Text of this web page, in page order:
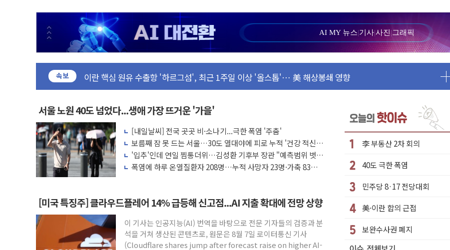
AI MY 뉴스|기사|사진 |그래픽
속보
[종합] 이슬람 수니파 3국, '공동방위협정' 체결… 이스라엘·이란 위협에 맞설 자체 억지력 강화
트럼프, 백신·자폐증 행정명령 검토…"이르면 다음 주"
美 항소법원, 백악관 무도회장 공사 중단 명령…트럼프 제동
이란 핵심 원유 수출항 '하르그섬', 최근 1주일 이상 '올스톱'… 美 해상봉쇄 영향
美 고용 쇼크에 엔화 장중 급등…시장은 "또 개입했나" 촉각
[AI MY 뉴스] 뉴욕 반도체주 프리뷰...美 고용 쇼크에 반도체주 '활짝'
뉴욕증시 프리뷰, 美 고용 쇼크에 금리 인상 우려 후퇴…나스닥 선물 1%대 상승
[종합] 美 7월 고용 2만3000명 감소 '쇼크'…9월 금리 인상 기대 후퇴
[사진] 이슬람 수니파 3개국, 공동방위협정 체결
뉴욕증시 개장 전 특징주...아틀라시안·클라우드플레어·태양광주↑ VS 트레이드데스크·웬디스↓
보훈부, 미 DPAA와 MOU… "6·25 미군 실종자 7359명 끝까지 찾겠다"
트럼프 "금리 내려야"…파월 때와 달리 워시엔 톤 낮춰
특정 정치인 측근 포항시 정책특보 내정설...포항시 '시끌'
李 "해남 태양광, 대한민국 다음 100년 밑거름…수도권 집중 완화 전환점"
李 대통령, '6시간 마라톤 부동산 2차 회의' 주재… "전폭적 공급 확대·속도전 총력"
트럼프, 中 겨냥 폴리실리콘 관세 15% 부과…美 태양광주 급등
서울 노원 40도 넘었다...생애 가장 뜨거운 '가을'
[내일날씨] 전국 곳곳 비·소나기...극한 폭염 '주춤'
보름째 잠 못 드는 서울…30도 열대야에 피로 누적 '건강 적신
호'
'입추'인데 연일 찜통더위…김성환 기후부 장관 "예측범위 벗어
나도 즉시대응"
폭염에 하루 온열질환자 208명…누적 사망자 23명·가축 83만
[미국 특징주] 클라우드플레어 14% 급등해 신고점...AI 지출 확대에 전망 상향
이 기사는 인공지능(AI) 번역을 바탕으로 전문 기자들의 검증과 분
석을 거쳐 생산된 콘텐츠로, 원문은 8월 7일 로이터통신 기사
(Cloudflare shares jump after forecast raise on higher AI-
李 부동산 2차 회의
40도 극한 폭염
민주당 8·17 전당대회
美·이란 합의 근접
보완수사권 폐지